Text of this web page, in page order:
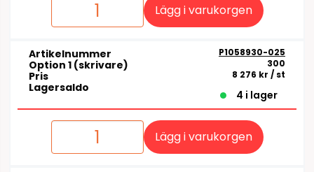
Lägg i varukorgen
Artikelnummer P1058930-025
Option 1 (skrivare) 300
Pris 8 276 kr / st
Lagersaldo
4 i lager
Lägg i varukorgen